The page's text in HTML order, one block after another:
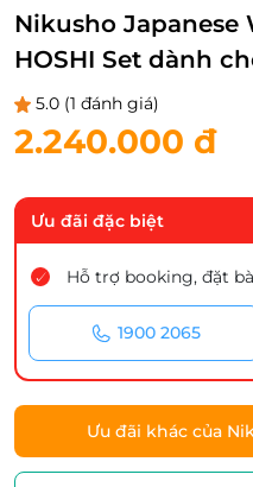
Nikusho Japanese
HOSHI Set dành
5.0 (1 đánh giá)
2.240.000 đ
Ưu đãi đặc biệt
Hỗ trợ booking, đặt
1900 2065
Ưu đãi khác của